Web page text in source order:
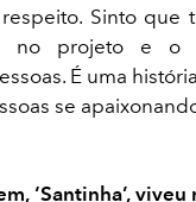
Sinto que
no projeto e o
É uma
se
‘Santinha’,